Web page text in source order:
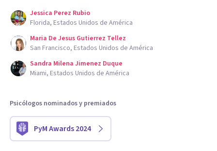
Jessica Perez Rubio
Florida, Estados Unidos de América
Maria De Jesus Gutierrez Tellez
San Francisco, Estados Unidos de América
Sandra Milena Jimenez Duque
Miami, Estados Unidos de América
Psicólogos nominados y premiados
PyM Awards 2024